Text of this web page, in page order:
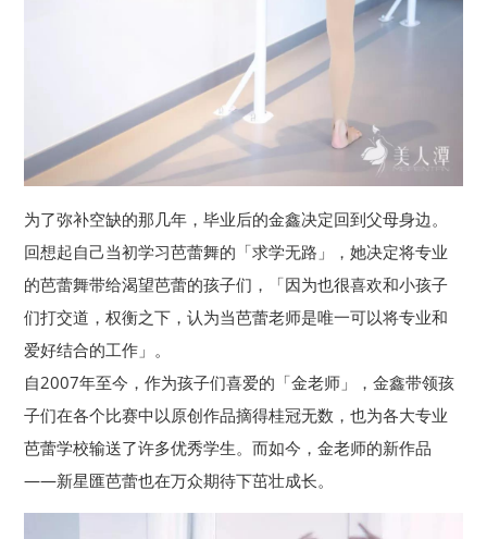
为了弥补空缺的那几年，毕业后的金鑫决定回到父母身边。
回想起自己当初学习芭蕾舞的「求学无路」，她决定将专业
的芭蕾舞带给渴望芭蕾的孩子们，「因为也很喜欢和小孩子
们打交道，权衡之下，认为当芭蕾老师是唯一可以将专业和
爱好结合的工作」。
自2007年至今，作为孩子们喜爱的「金老师」，金鑫带领孩
子们在各个比赛中以原创作品摘得桂冠无数，也为各大专业
芭蕾学校输送了许多优秀学生。而如今，金老师的新作品
——新星匯芭蕾也在万众期待下茁壮成长。